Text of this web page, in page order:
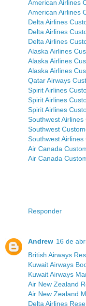
American Airlines
American Airlines
Delta Airlines
Delta Airlines
Delta Airlines
Alaska Airlines
Alaska Airlines
Alaska Airlines
Qatar Airways
Spirit Airlines
Spirit Airlines
Spirit Airlines
Southwest
Southwest
Southwest
Air Canada
Air Canada
Responder
Andrew 16 de
British Airways
Kuwait Airways
Kuwait Airways
Air New Zealand
Air New Zealand
Delta Airlines